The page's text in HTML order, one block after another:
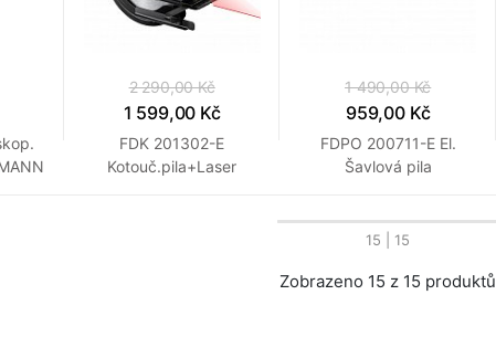
2 290,00 Kč
1 599,00 Kč
FDK 201302-E
Kotouč.pila+Laser
1 490,00 Kč
959,00 Kč
FDPO 200711-E El.
Šavlová pila
15 | 15
Zobrazeno 15 z 15 produktů